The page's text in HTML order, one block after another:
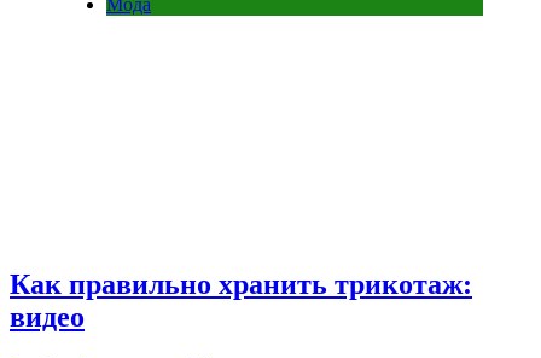
Мода
Как правильно хранить трикотаж:
видео